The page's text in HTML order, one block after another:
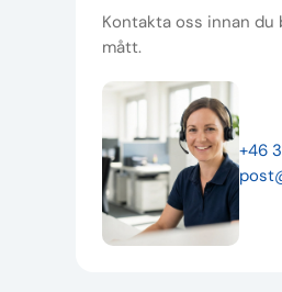
Kontakta oss innan
mått.
+46